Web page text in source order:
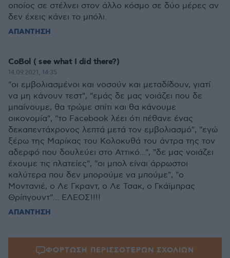
οποίος σε στέλνει στον άλλο κόσμο σε δύο μέρες αν
δεν έχεις κάνει το μπόλι.
ΑΠΑΝΤΗΣΗ
CoBol ( see what I did there?)
14.09.2021, 14:35
"οι εμβολιασμένοι και νοσούν και μεταδίδουν, γιατί
να μη κάνουν τεστ", "εμάς δε μας νοιάζει που δε
μπαίνουμε, θα τρώμε σπίτι και θα κάνουμε
οικονομία", "το Facebook λέει ότι πέθανε ένας
δεκαπεντάχρονος λεπτά μετά τον εμβολιασμό", "εγώ
ξέρω της Μαρίκας του Κολοκυθά του άντρα της τον
αδερφό που δουλεύει στο Αττικό...", "δε μας νοιάζει
έχουμε τις πλατείες", "οι μπολ είναι άρρωστοι
καλύτερα που δεν μπορούμε να μπούμε", "ο
Μοντανιέ, ο Λε Γκραντ, ο Λε Τσακ, ο Γκάϊμπρας
Θρίπγουντ"... ΕΛΕΟΣ!!!!
ΑΠΑΝΤΗΣΗ
ΦΟΡΤΩΣΗ ΠΕΡΙΣΣΟΤΕΡΩΝ ΣΧΟΛΙΩΝ